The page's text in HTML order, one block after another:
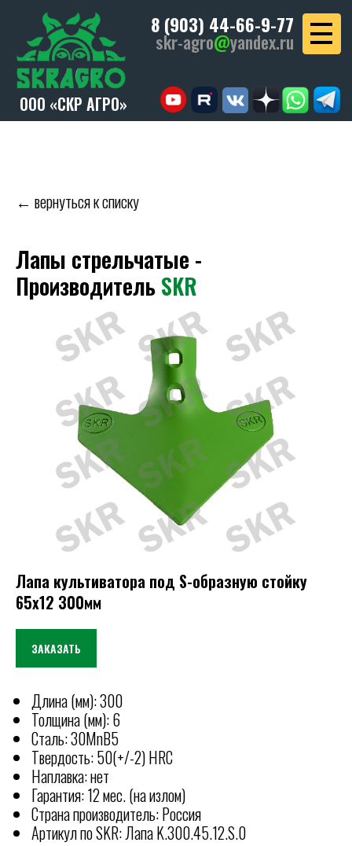
8 (903) 44-66-9-77
skr-agro@ yandex.ru
ООО «СКР АГРО»
← вернуться к списку
Лапы стрельчатые -
ПроизводительSKR
Лапа культиватора под S-образную стойку
65х12 300мм
ЗАКАЗАТЬ
Длина (мм): 300
Толщина (мм): 6
Сталь: 30MnB5
Твердость: 50(+/-2) HRC
Наплавка: нет
Гарантия: 12 мес. (на излом)
Страна производитель: Россия
Артикул по SKR: Лапа K.300.45.12.S.0